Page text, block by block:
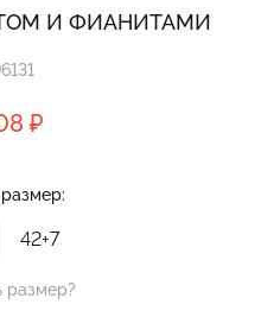
И ФИАНИТАМИ
₽
42+7
размер?